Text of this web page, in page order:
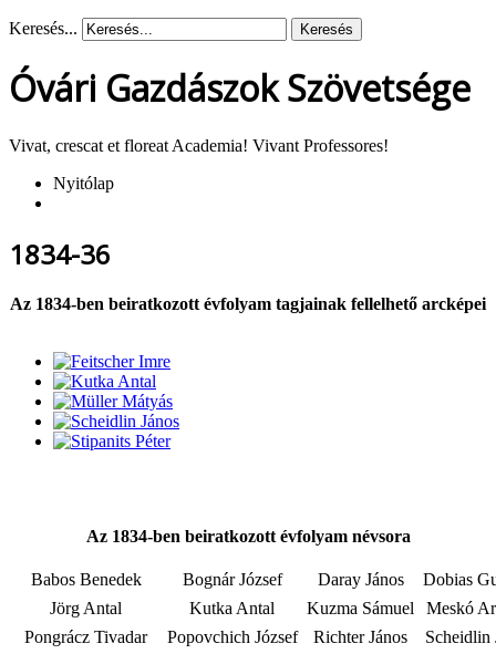
Keresés... Keresés
Óvári Gazdászok Szövetsége
Vivat, crescat et floreat Academia! Vivant Professores!
Nyitólap
1834-36
Az 1834-ben beiratkozott évfolyam tagjainak fellelhető arcképei
Az 1834-ben beiratkozott évfolyam névsora
Babos Benedek Bognár József Daray János
Dobias
Jörg Antal
Kutka Antal Kuzma Sámuel
Meskó
Pongrácz Tivadar
Popovchich József Richter János
Scheidlin